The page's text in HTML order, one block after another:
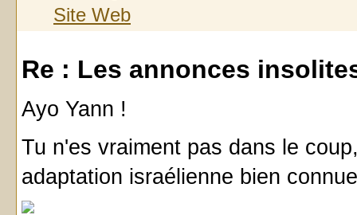
Site Web
Re : Les annonces
Ayo Yann !
Tu n'es vraiment pas dans le
adaptation israélienne bien